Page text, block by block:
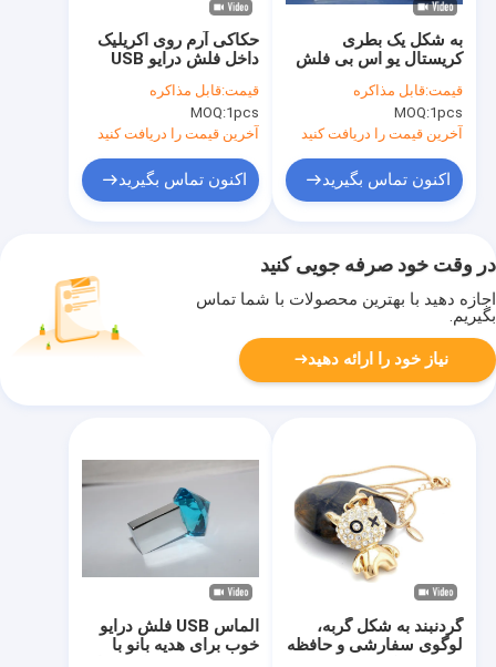
حکاکی آرم روی اکریلیک
داخل فلش درایو USB
برای کنفرانس ها و
نمایشگاه های فنی
قیمت:قابل مذاکره
MOQ:1pcs
آخرین قیمت را دریافت کنید
اکنون تماس بگیرید
به شکل یک بطری
کریستال یو اس بی فلش
سریع لوگو حکاکی قوطی
کریستال طراحی بادوام
قیمت:قابل مذاکره
MOQ:1pcs
آخرین قیمت را دریافت کنید
اکنون تماس بگیرید
در وقت خود صرفه جویی کنید
اجازه دهید با بهترین محصولات با شما تماس
بگیریم.
نیاز خود را ارائه دهید
الماس USB فلش درایو
خوب برای هدیه بانو با
گردنبند به شکل گربه،
لوگوی سفارشی و حافظه